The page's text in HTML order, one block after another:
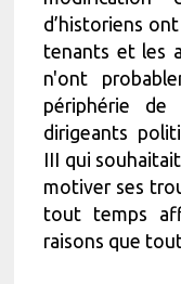
d’historiens
tenants et les
n'ont
périphérie de
dirigeants
III qui
motiver ses
tout temps
raisons que